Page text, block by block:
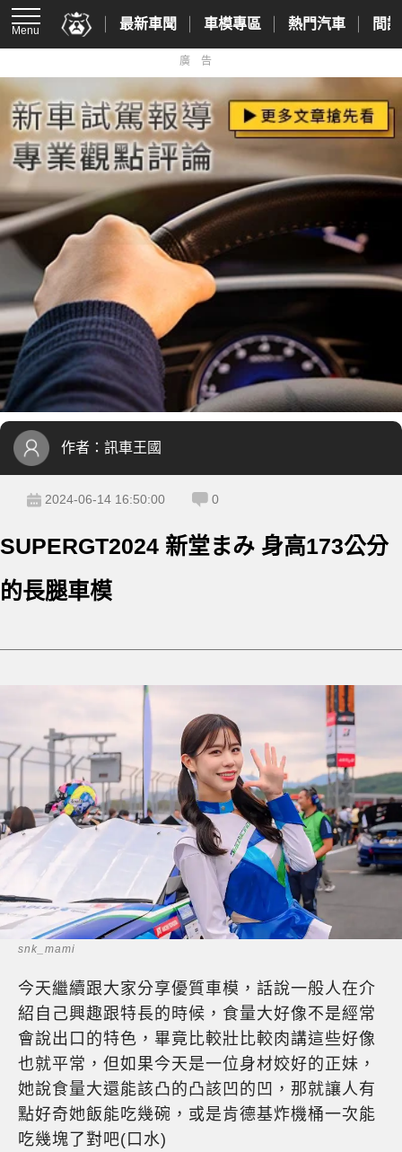
Menu 最新車聞 車模專區 熱門汽車 間
廣告
作者： 訊車王國
2024-06-14 16:50:00 0
SUPERGT2024 新堂まみ 身高173公分
的長腿車模
snk_mami
今天繼續跟大家分享優質車模，話說一般人在介
紹自己興趣跟特長的時候，食量大好像不是經常
會說出口的特色，畢竟比較壯比較肉講這些好像
也就平常，但如果今天是一位身材姣好的正妹，
她說食量大還能該凸的凸該凹的凹，那就讓人有
點好奇她飯能吃幾碗，或是肯德基炸機桶一次能
吃幾塊了對吧(口水)